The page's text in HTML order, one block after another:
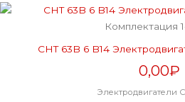
Комплектация
CHT 63B 6 B14
0,00₽
Электродвигатели